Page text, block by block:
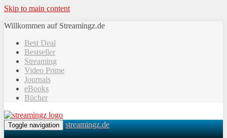
Skip to main content
Willkommen auf Streamingz.de
Best Deal
Bestseller
Streaming
Video Prime
Journals
eBooks
Bücher
Toggle navigation streamingz.de